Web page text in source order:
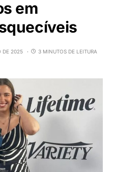
em
DE 2025 3 MINUTOS DE LEITURA